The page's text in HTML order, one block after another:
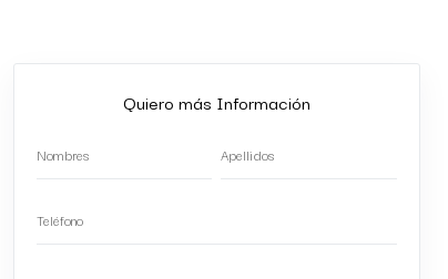
Quiero más Información